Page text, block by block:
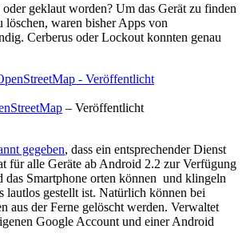
geklaut worden? Um das Gerät zu finden
löschen, waren bisher Apps von
Cerberus oder Lockout konnten genau
– Veröffentlicht
gegeben, dass ein entsprechender Dienst
für alle Geräte ab Android 2.2 zur Verfügung
das Smartphone orten können und klingeln
lautlos gestellt ist. Natürlich können bei
aus der Ferne gelöscht werden. Verwaltet
Google Account und einer Android